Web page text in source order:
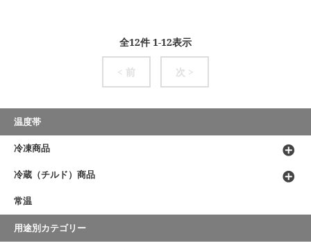
全12件 1-12表示
< 前 次 >
温度帯
冷凍商品
冷蔵（チルド）商品
常温
用途別カテゴリー